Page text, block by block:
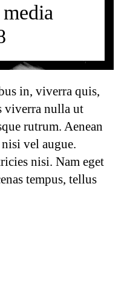
in, viverra quis,
viverra nulla ut
rutrum. Aenean
vel augue.
nisi. Nam eget
tempus, tellus